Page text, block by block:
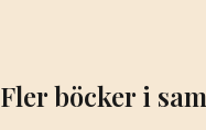
Fler böcker i